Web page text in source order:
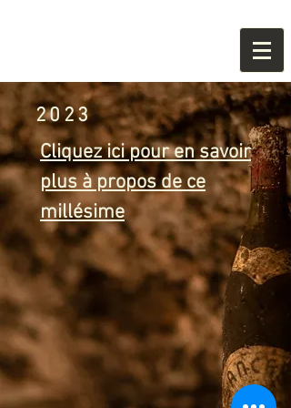
2023
Cliquez ici pour en savoir
plus à propos de ce
millésime